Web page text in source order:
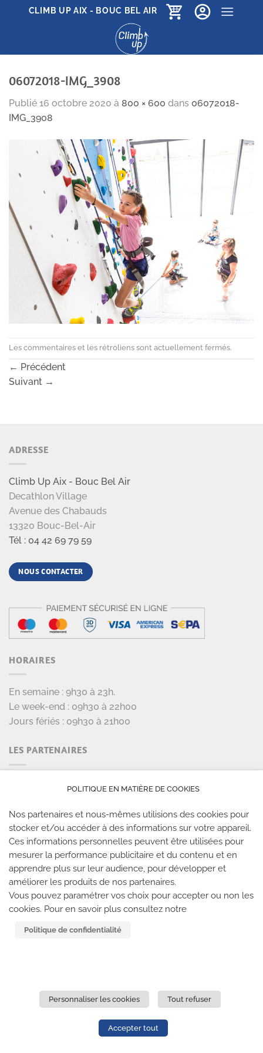
PasserCLIMB UP AIX - BOUC BEL AIR
06072018-IMG_3908
Publié 16 octobre 2020 à 800 × 600 dans 06072018-
IMG_3908
Les commentaires et les rétroliens sont actuellement fermés.
← Précédent
Suivant →
ADRESSE
Climb Up Aix - Bouc Bel Air
Decathlon Village
Avenue des Chabauds
13320 Bouc-Bel-Air
Tél : 04 42 69 79 59
NOUS CONTACTER
HORAIRES
En semaine : 9h30 à 23h.
Le week-end : 09h30 à 22h00
Jours fériés : 09h30 à 21h00
LES PARTENAIRES
LES SALLES CLIMB UP
MENTIONS LÉGALES
CONFIDENTIALITÉ
DROITS RÉSERVÉS
POLITIQUE EN MATIÈRE DE COOKIES
Nos partenaires et nous-mêmes utilisions des cookies pour
stocker et/ou accéder à des informations sur votre appareil.
Ces informations personnelles peuvent être utilisées pour
mesurer la performance publicitaire et du contenu et en
apprendre plus sur leur audience, pour développer et
améliorer les produits de nos partenaires.
Vous pouvez paramétrer vos choix pour accepter ou non les
cookies. Pour en savoir plus consultez notre
Politique de confidentialité
Personnaliser les cookies Tout refuser
Accepter tout